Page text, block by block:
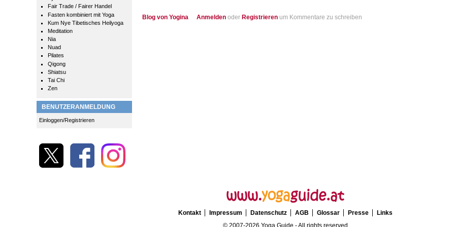
Fair Trade / Fairer Handel
Fasten kombiniert mit Yoga
Kum Nye Tibetisches Heilyoga
Meditation
Nia
Nuad
Pilates
Qigong
Shiatsu
Tai Chi
Zen
BENUTZERANMELDUNG
Einloggen/Registrieren
Blog von Yogina Anmelden oder Registrieren um Kommentare zu schreiben
Kontakt Impressum Datenschutz AGB Glossar Presse
Links
© 2007-2026 Yoga Guide - All rights reserved